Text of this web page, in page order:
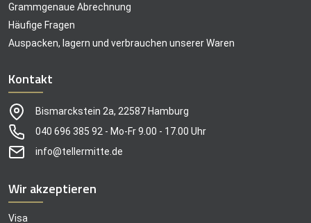
Grammgenaue Abrechnung
Häufige Fragen
Auspacken, lagern und verbrauchen unserer Waren
Kontakt
Bismarckstein 2a, 22587 Hamburg
040 696 385 92 - Mo-Fr 9.00 - 17.00 Uhr
info@tellermitte.de
Wir akzeptieren
Visa